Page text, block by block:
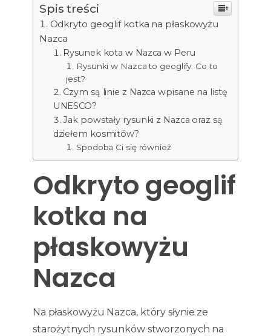
Spis treści
Odkryto geoglif kotka na płaskowyżu
Nazca
Rysunek kota w Nazca w Peru
Rysunki w Nazca to geoglify. Co to
jest?
Czym są linie z Nazca wpisane na listę
UNESCO?
Jak powstały rysunki z Nazca oraz są
dziełem kosmitów?
Spodoba Ci się również
Odkryto geoglif
kotka na
płaskowyżu
Nazca
Na płaskowyżu Nazca, który słynie ze
starożytnych rysunków stworzonych na